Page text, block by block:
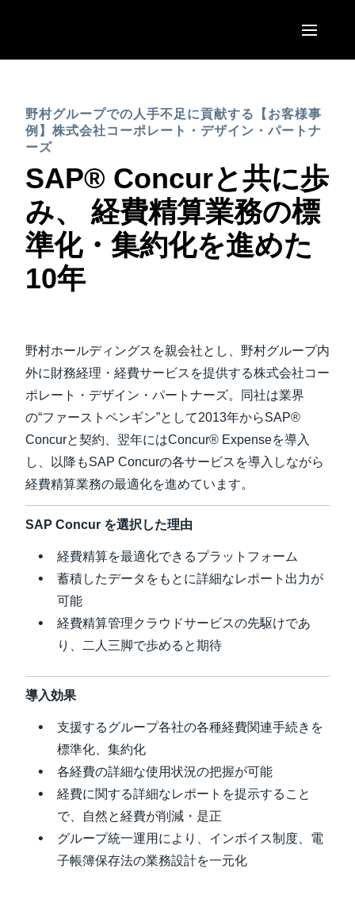
United States (English)
Canada (Français)
México (Español)
Brasil (Português)
EUROPE
France (Français)
Deutschland (Deutsch)
Italia (Italiano)
Denmark (English)
Finland (English)
Belgium (English)
Norway (English)
ASIA PACIFIC
Australia (English)
India (English)
野村グループでの人手不足に貢献する【お客様事
例】株式会社コーポレート・デザイン・パートナ
ーズ
SAP® Concurと共に歩
み、 経費精算業務の標
準化・集約化を進めた
10年
野村ホールディングスを親会社とし、野村グループ内
外に財務経理・経費サービスを提供する株式会社コー
ポレート・デザイン・パートナーズ。同社は業界
の“ファーストペンギン”として2013年からSAP®
Concurと契約、翌年にはConcur® Expenseを導入
し、以降もSAP Concurの各サービスを導入しながら
経費精算業務の最適化を進めています。
SAP Concur を選択した理由
経費精算を最適化できるプラットフォーム
蓄積したデータをもとに詳細なレポート出力が
可能
経費精算管理クラウドサービスの先駆けであ
り、二人三脚で歩めると期待
導入効果
支援するグループ各社の各種経費関連手続きを
標準化、集約化
各経費の詳細な使用状況の把握が可能
経費に関する詳細なレポートを提示すること
で、自然と経費が削減・是正
グループ統一運用により、インボイス制度、電
子帳簿保存法の業務設計を一元化